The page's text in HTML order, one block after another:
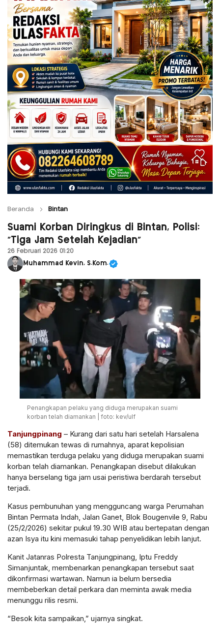
Beranda Bintan
Suami Korban Diringkus di Bintan, Polisi:
“Tiga Jam Setelah Kejadian”
26 Februari 2026 01:20
Muhammad Kevin, S.Kom.
Penangkapan pelaku yang diduga merupakan suami
korban telah diamankan | foto: kev/ulf
Tanjungpinang – Kurang dari satu hari setelah Harsalena
(58) ditemukan tewas di rumahnya, aparat kepolisian
memastikan terduga pelaku yang diduga merupakan suami
korban telah diamankan. Penangkapan disebut dilakukan
hanya berselang tiga jam usai peristiwa berdarah tersebut
terjadi.
Kasus pembunuhan yang mengguncang warga Perumahan
Bintan Permata Indah, Jalan Ganet, Blok Bougenvile 9, Rabu
(25/2/2026) sekitar pukul 19.30 WIB atau bertepatan dengan
azan Isya itu kini memasuki tahap penyelidikan lebih lanjut.
Kanit Jatanras Polresta Tanjungpinang, Iptu Freddy
Simanjuntak, membenarkan penangkapan tersebut saat
dikonfirmasi wartawan. Namun ia belum bersedia
membeberkan detail perkara dan meminta awak media
menunggu rilis resmi.
“Besok kita sampaikan,” ujarnya singkat.